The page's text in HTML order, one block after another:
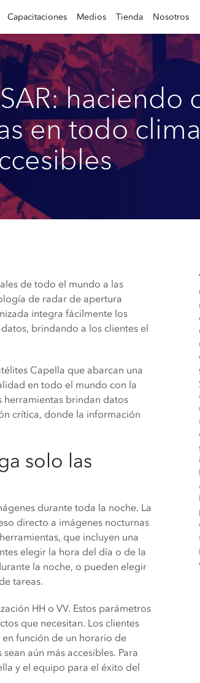
Capacitaciones Medios Tienda Nosotros
haciendo
en todo
de todo el mundo a las
de radar de apertura
integra fácilmente los
brindando a los clientes el
Capella que abarcan una
en todo el mundo con la
herramientas brindan datos
crítica, donde la información
solo las
durante toda la noche. La
directo a imágenes nocturnas
que incluyen una
elegir la hora del día o de la
la noche, o pueden elegir
tareas.
HH o VV. Estos parámetros
que necesitan. Los clientes
función de un horario de
aún más accesibles. Para
y el equipo para el éxito del